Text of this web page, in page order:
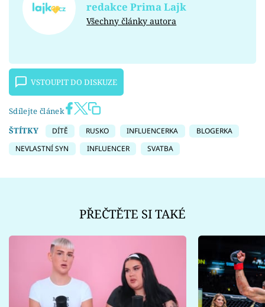
redakce Prima Lajk
Všechny články autora
VSTOUPIT DO DISKUZE
Sdílejte článek
ŠTÍTKY
DÍTĚ RUSKO INFLUENCERKA
BLOGERKA
NEVLASTNÍ SYN
INFLUENCER SVATBA
PŘEČTĚTE SI TAKÉ